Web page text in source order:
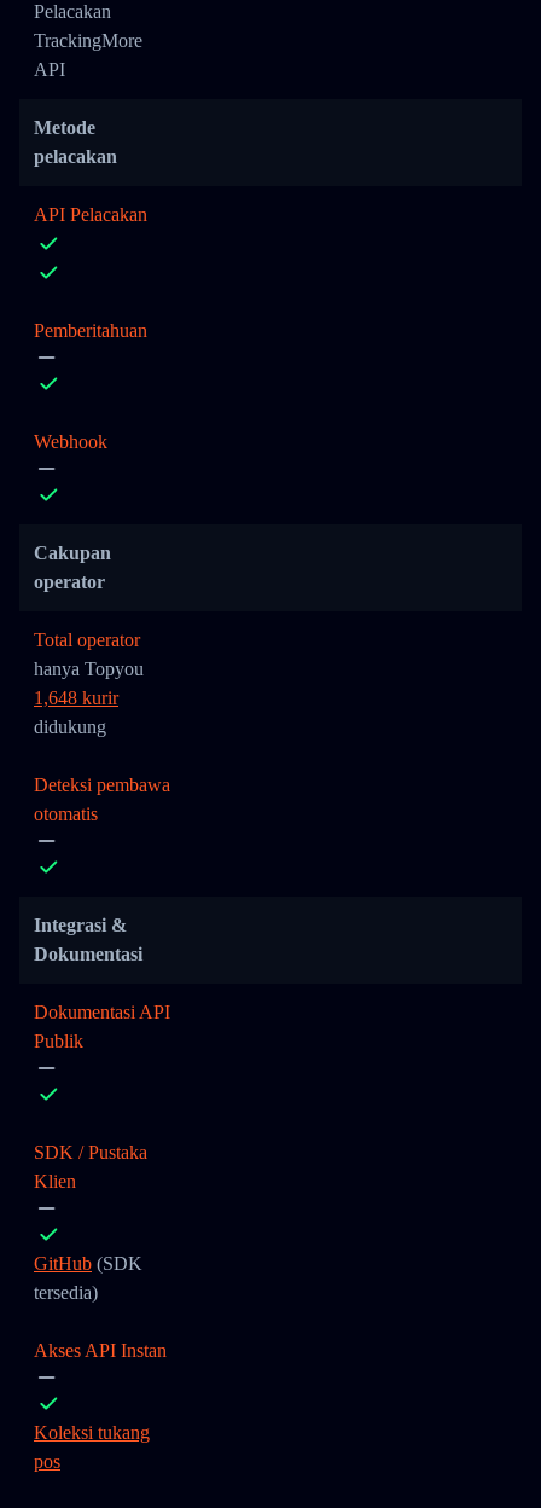
Pelacakan
TrackingMore
API
Metode
pelacakan
API Pelacakan
Pemberitahuan
Webhook
Cakupan
operator
Total operator
hanya Topyou
1,648 kurir
didukung
Deteksi pembawa
otomatis
Integrasi &
Dokumentasi
Dokumentasi API
Publik
SDK / Pustaka
Klien
GitHub (SDK
tersedia)
Akses API Instan
Koleksi tukang
pos